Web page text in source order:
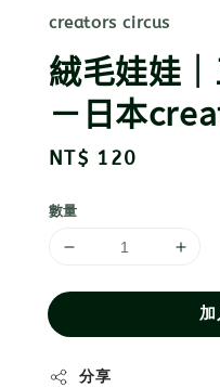
creators circus
絨毛娃娃
－日本
Regular
NT$ 120
數量
分享